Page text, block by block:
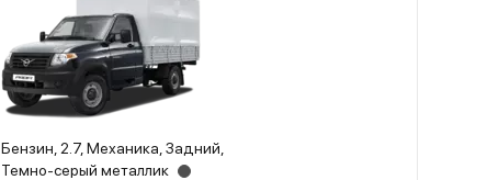
Бензин, 2.7, Механика, Задний,
Темно-серый металлик